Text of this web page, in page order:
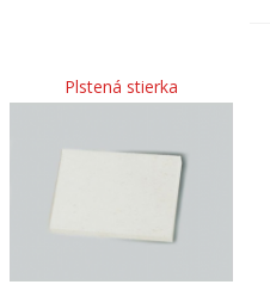
Plstená stierka